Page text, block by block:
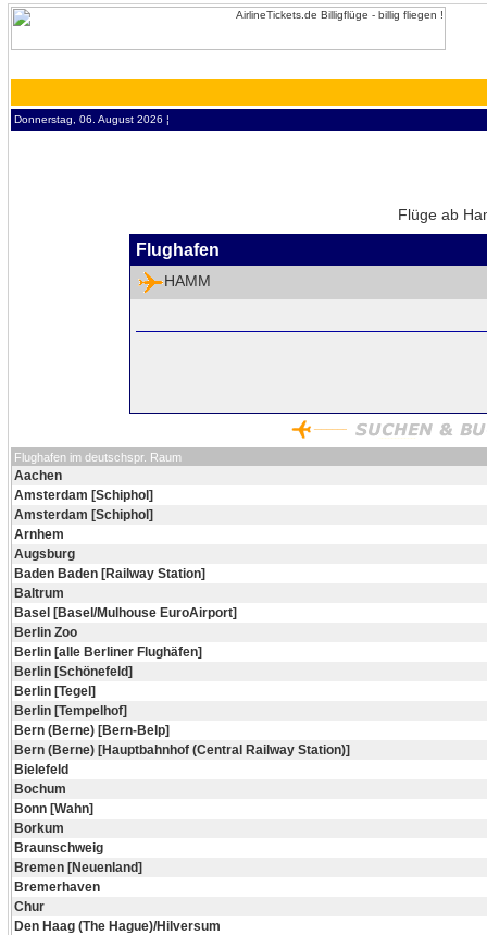
Donnerstag, 06. August 2026 ¦
Flüge ab
Flughafen
HAMM
Flughafen im deutschspr. Raum
Aachen
Amsterdam [Schiphol]
Amsterdam [Schiphol]
Arnhem
Augsburg
Baden Baden [Railway Station]
Baltrum
Basel [Basel/Mulhouse EuroAirport]
Berlin Zoo
Berlin [alle Berliner Flughäfen]
Berlin [Schönefeld]
Berlin [Tegel]
Berlin [Tempelhof]
Bern (Berne) [Bern-Belp]
Bern (Berne) [Hauptbahnhof (Central Railway Station)]
Bielefeld
Bochum
Bonn [Wahn]
Borkum
Braunschweig
Bremen [Neuenland]
Bremerhaven
Chur
Den Haag (The Hague)/Hilversum